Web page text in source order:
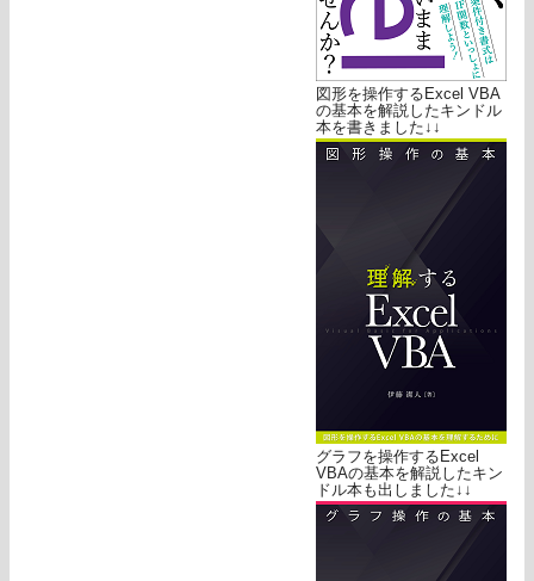
図形を操作するExcel VBA
の基本を解説したキンドル
本を書きました↓↓
グラフを操作するExcel
VBAの基本を解説したキン
ドル本も出しました↓↓